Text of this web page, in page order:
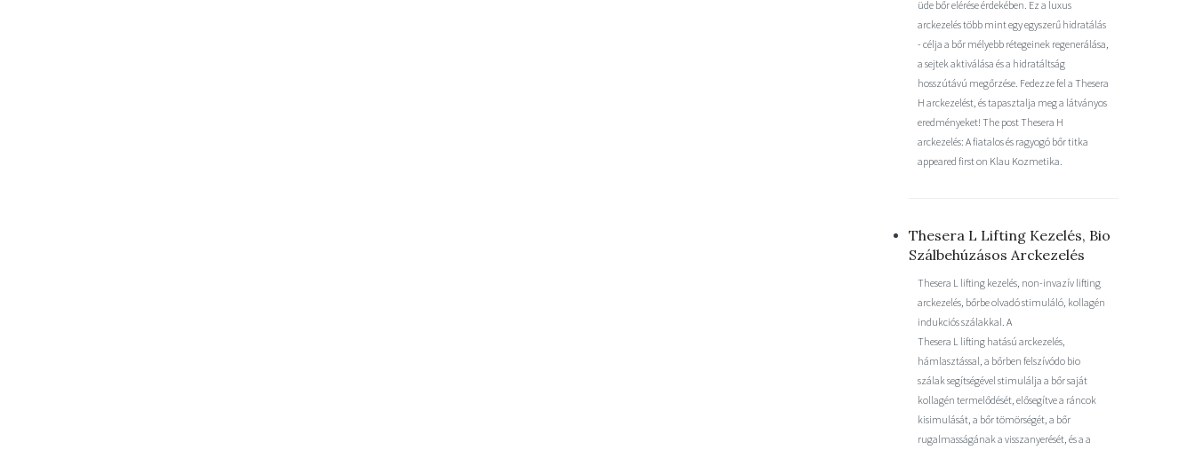
üde bőr elérése érdekében. Ez a luxus
arckezelés több mint egy egyszerű hidratálás
- célja a bőr mélyebb rétegeinek regenerálása,
a sejtek aktiválása és a hidratáltság
hosszútávú megőrzése. Fedezze fel a Thesera
H arckezelést, és tapasztalja meg a látványos
eredményeket! The post Thesera H
arckezelés: A fiatalos és ragyogó bőr titka
appeared first on Klau Kozmetika.
Thesera L Lifting Kezelés, Bio
Szálbehúzásos Arckezelés
Thesera L lifting kezelés, non-invazív lifting
arckezelés, bőrbe olvadó stimuláló, kollagén
indukciós szálakkal. A
Thesera L lifting hatású arckezelés,
hámlasztással, a bőrben felszívódo bio
szálak segítségével stimulálja a bőr saját
kollagén termelődését, elősegítve a ráncok
kisimulását, a bőr tömörségét, a bőr
rugalmasságának a visszanyerését, és a a